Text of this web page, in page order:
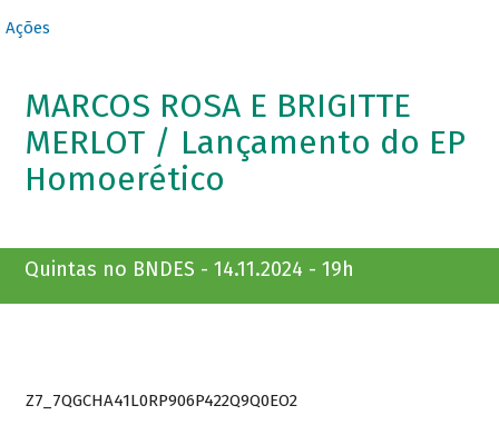
Ações
MARCOS ROSA E BRIGITTE
MERLOT / Lançamento do EP
Homoerético
Quintas no BNDES - 14.11.2024 - 19h
Z7_7QGCHA41L0RP906P422Q9Q0EO2